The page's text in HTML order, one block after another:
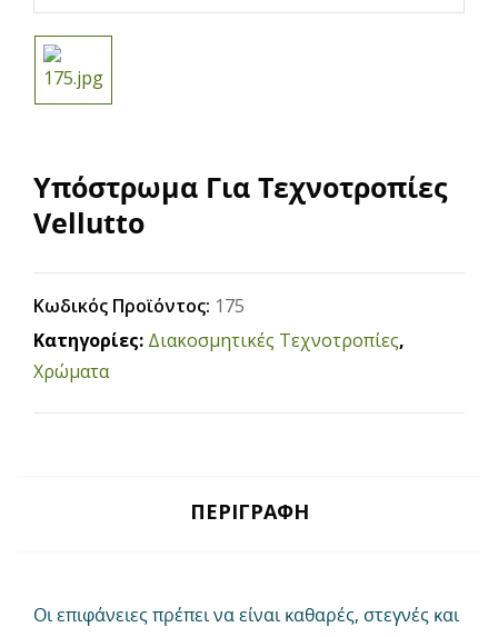
Υπόστρωμα Για Τεχνοτροπίες
Vellutto
Κωδικός Προϊόντος: 175
Κατηγορίες: Διακοσμητικές Τεχνοτροπίες,
Χρώματα
ΠΕΡΙΓΡΑΦΉ
Οι επιφάνειες πρέπει να είναι καθαρές, στεγνές και